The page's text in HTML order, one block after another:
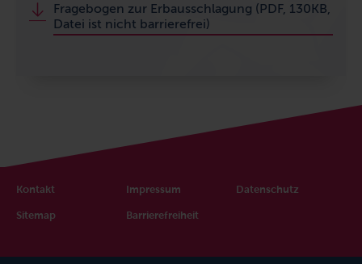
Fragebogen zur Erbausschlagung (PDF, 130KB,
Datei ist nicht barrierefrei)
Kontakt Impressum Datenschutz
Sitemap Barrierefreiheit